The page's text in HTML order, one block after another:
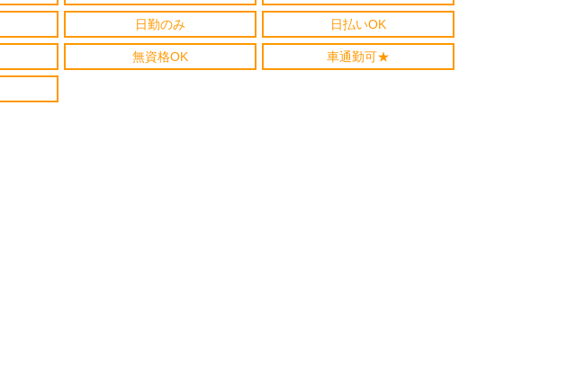
日勤のみ 日払いOK
無資格OK 車通勤可★